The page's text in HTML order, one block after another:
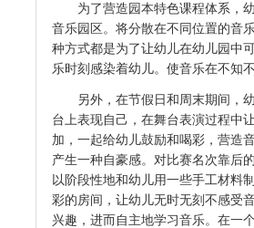
为了营造园本特色课程体系，
音乐园区。将分散在不同位置的音
种方式都是为了让幼儿在幼儿园中
乐时刻感染着幼儿。使音乐在不知
另外，在节假日和周末期间，
台上表现自己，在舞台表演过程中
加，一起给幼儿鼓励和喝彩，营造
产生一种自豪感。对比赛名次靠后
以阶段性地和幼儿用一些手工材料
彩的房间，让幼儿无时无刻不感受
兴趣，进而自主地学习音乐。在一